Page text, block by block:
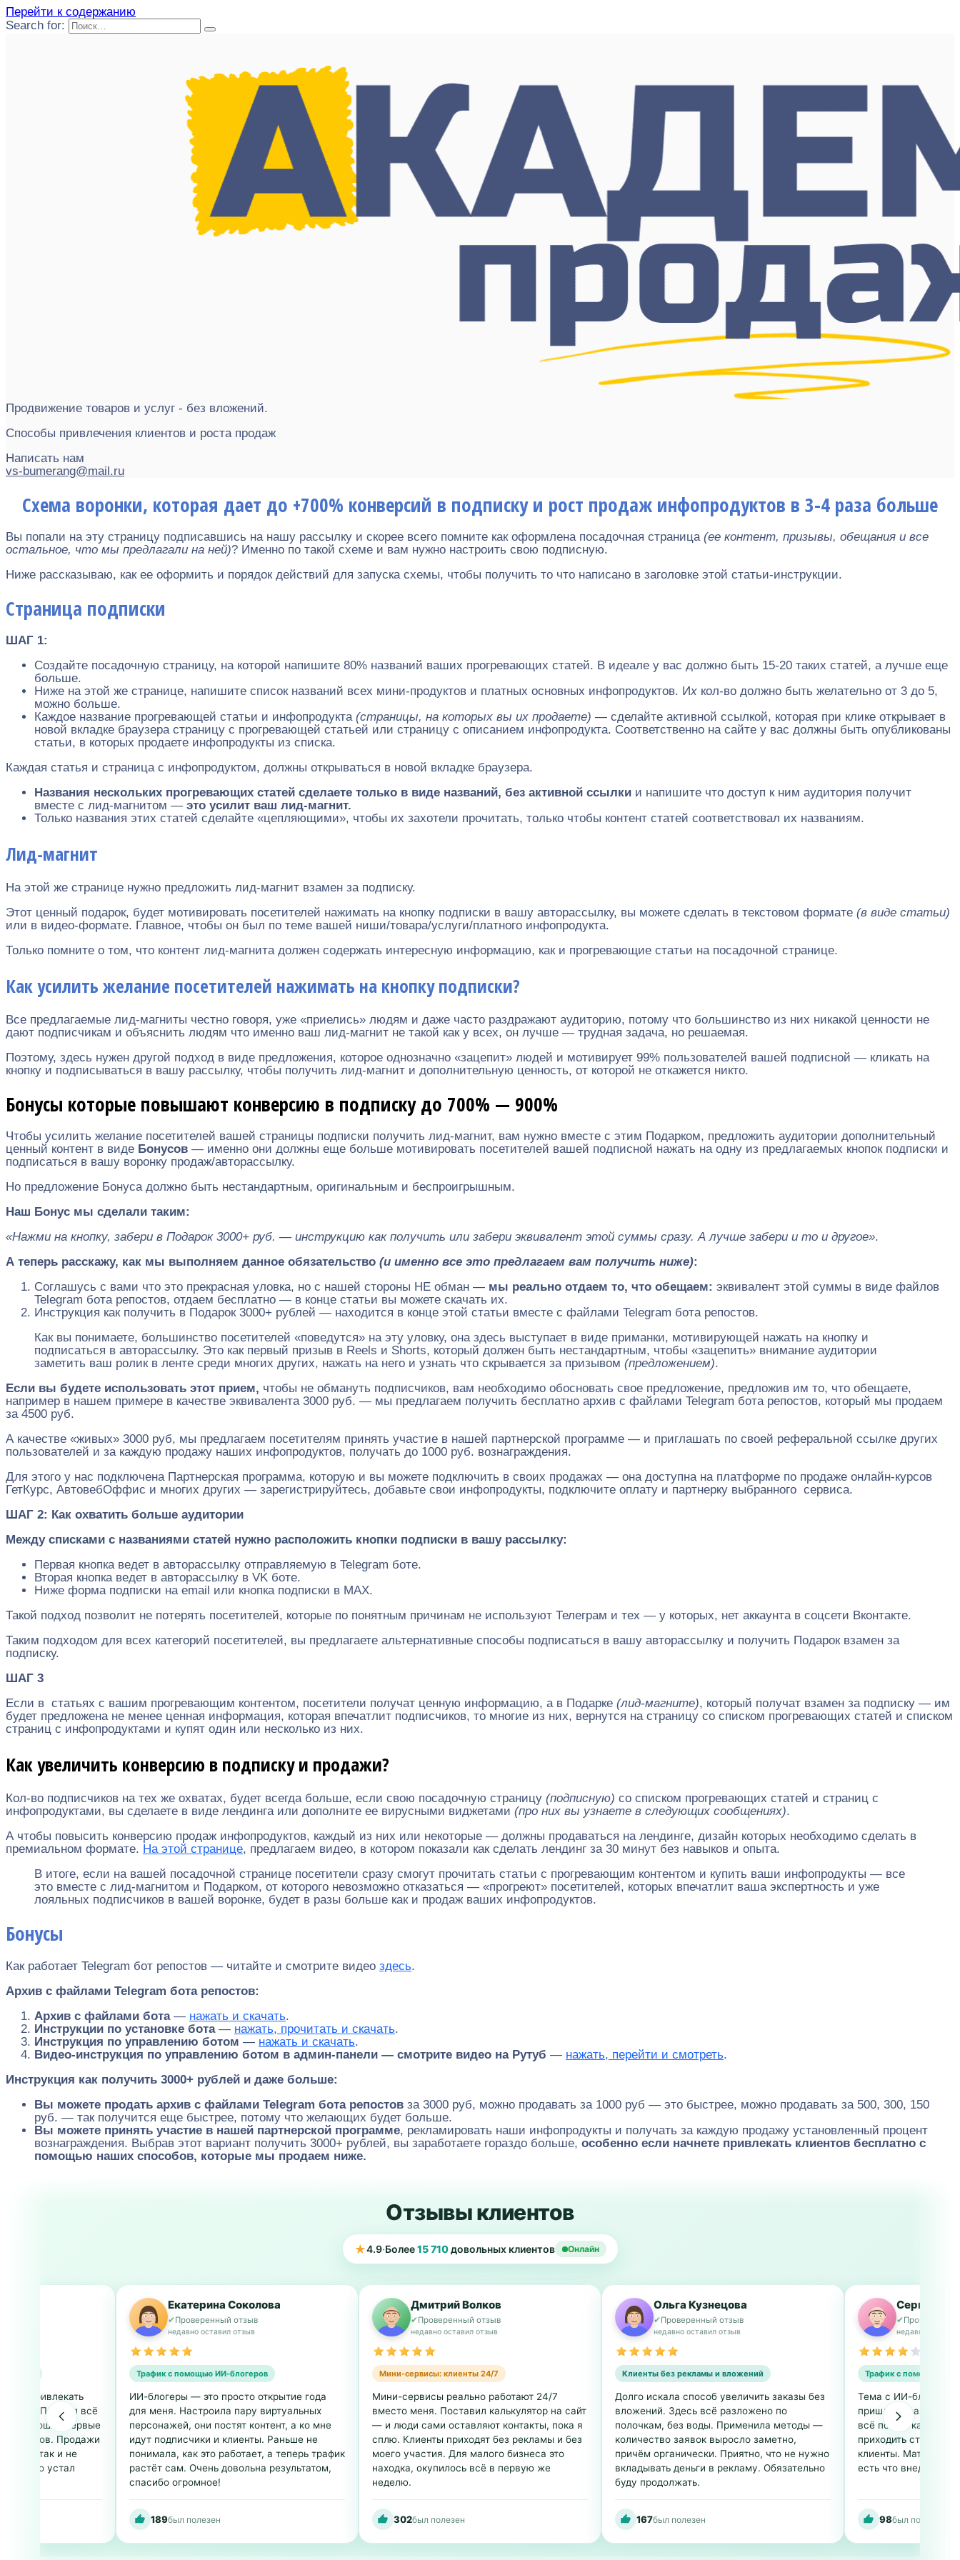
Перейти к содержанию
Search for:
Продвижение товаров и услуг - без вложений.
Способы привлечения клиентов и роста продаж
Написать нам
vs-bumerang@mail.ru
Схема воронки, которая дает до +700% конверсий в подписку и рост продаж инфопродуктов в 3-4 раза больше
Вы попали на эту страницу подписавшись на нашу рассылку и скорее всего помните как оформлена посадочная страница (ее контент, призывы, обещания и все
остальное, что мы предлагали на ней)? Именно по такой схеме и вам нужно настроить свою подписную.
Ниже рассказываю, как ее оформить и порядок действий для запуска схемы, чтобы получить то что написано в заголовке этой статьи-инструкции.
Страница подписки
ШАГ 1:
Создайте посадочную страницу, на которой напишите 80% названий ваших прогревающих статей. В идеале у вас должно быть 15-20 таких статей, а лучше еще
больше.
Ниже на этой же странице, напишите список названий всех мини-продуктов и платных основных инфопродуктов. Их кол-во должно быть желательно от 3 до 5,
можно больше.
Каждое название прогревающей статьи и инфопродукта (страницы, на которых вы их продаете) — сделайте активной ссылкой, которая при клике открывает в
новой вкладке браузера страницу с прогревающей статьей или страницу с описанием инфопродукта. Соответственно на сайте у вас должны быть опубликованы
статьи, в которых продаете инфопродукты из списка.
Каждая статья и страница с инфопродуктом, должны открываться в новой вкладке браузера.
Названия нескольких прогревающих статей сделаете только в виде названий, без активной ссылки и напишите что доступ к ним аудитория получит
вместе с лид-магнитом — это усилит ваш лид-магнит.
Только названия этих статей сделайте «цепляющими», чтобы их захотели прочитать, только чтобы контент статей соответствовал их названиям.
Лид-магнит
На этой же странице нужно предложить лид-магнит взамен за подписку.
Этот ценный подарок, будет мотивировать посетителей нажимать на кнопку подписки в вашу авторассылку, вы можете сделать в текстовом формате (в виде статьи)
или в видео-формате. Главное, чтобы он был по теме вашей ниши/товара/услуги/платного инфопродукта.
Только помните о том, что контент лид-магнита должен содержать интересную информацию, как и прогревающие статьи на посадочной странице.
Как усилить желание посетителей нажимать на кнопку подписки?
Все предлагаемые лид-магниты честно говоря, уже «приелись» людям и даже часто раздражают аудиторию, потому что большинство из них никакой ценности не
дают подписчикам и объяснить людям что именно ваш лид-магнит не такой как у всех, он лучше — трудная задача, но решаемая.
Поэтому, здесь нужен другой подход в виде предложения, которое однозначно «зацепит» людей и мотивирует 99% пользователей вашей подписной — кликать на
кнопку и подписываться в вашу рассылку, чтобы получить лид-магнит и дополнительную ценность, от которой не откажется никто.
Бонусы которые повышают конверсию в подписку до 700% — 900%
Чтобы усилить желание посетителей вашей страницы подписки получить лид-магнит, вам нужно вместе с этим Подарком, предложить аудитории дополнительный
ценный контент в виде Бонусов — именно они должны еще больше мотивировать посетителей вашей подписной нажать на одну из предлагаемых кнопок подписки и
подписаться в вашу воронку продаж/авторассылку.
Но предложение Бонуса должно быть нестандартным, оригинальным и беспроигрышным.
Наш Бонус мы сделали таким:
«Нажми на кнопку, забери в Подарок 3000+ руб. — инструкцию как получить или забери эквивалент этой суммы сразу. А лучше забери и то и другое».
А теперь расскажу, как мы выполняем данное обязательство (и именно все это предлагаем вам получить ниже):
Соглашусь с вами что это прекрасная уловка, но с нашей стороны НЕ обман — мы реально отдаем то, что обещаем: эквивалент этой суммы в виде файлов
Telegram бота репостов, отдаем бесплатно — в конце статьи вы можете скачать их.
Инструкция как получить в Подарок 3000+ рублей — находится в конце этой статьи вместе с файлами Telegram бота репостов.
Как вы понимаете, большинство посетителей «поведутся» на эту уловку, она здесь выступает в виде приманки, мотивирующей нажать на кнопку и
подписаться в авторассылку. Это как первый призыв в Reels и Shorts, который должен быть нестандартным, чтобы «зацепить» внимание аудитории
заметить ваш ролик в ленте среди многих других, нажать на него и узнать что скрывается за призывом (предложением).
Если вы будете использовать этот прием, чтобы не обмануть подписчиков, вам необходимо обосновать свое предложение, предложив им то, что обещаете,
например в нашем примере в качестве эквивалента 3000 руб. — мы предлагаем получить бесплатно архив с файлами Telegram бота репостов, который мы продаем
за 4500 руб.
А качестве «живых» 3000 руб, мы предлагаем посетителям принять участие в нашей партнерской программе — и приглашать по своей реферальной ссылке других
пользователей и за каждую продажу наших инфопродуктов, получать до 1000 руб. вознаграждения.
Для этого у нас подключена Партнерская программа, которую и вы можете подключить в своих продажах — она доступна на платформе по продаже онлайн-курсов
ГетКурс, АвтовебОффис и многих других — зарегистрируйтесь, добавьте свои инфопродукты, подключите оплату и партнерку выбранного сервиса.
ШАГ 2: Как охватить больше аудитории
Между списками с названиями статей нужно расположить кнопки подписки в вашу рассылку:
Первая кнопка ведет в авторассылку отправляемую в Telegram боте.
Вторая кнопка ведет в авторассылку в VK боте.
Ниже форма подписки на email или кнопка подписки в MAX.
Такой подход позволит не потерять посетителей, которые по понятным причинам не используют Телеграм и тех — у которых, нет аккаунта в соцсети Вконтакте.
Таким подходом для всех категорий посетителей, вы предлагаете альтернативные способы подписаться в вашу авторассылку и получить Подарок взамен за
подписку.
ШАГ 3
Если в статьях с вашим прогревающим контентом, посетители получат ценную информацию, а в Подарке (лид-магните), который получат взамен за подписку — им
будет предложена не менее ценная информация, которая впечатлит подписчиков, то многие из них, вернутся на страницу со списком прогревающих статей и списком
страниц с инфопродуктами и купят один или несколько из них.
Как увеличить конверсию в подписку и продажи?
Кол-во подписчиков на тех же охватах, будет всегда больше, если свою посадочную страницу (подписную) со списком прогревающих статей и страниц с
инфопродуктами, вы сделаете в виде лендинга или дополните ее вирусными виджетами (про них вы узнаете в следующих сообщениях).
А чтобы повысить конверсию продаж инфопродуктов, каждый из них или некоторые — должны продаваться на лендинге, дизайн которых необходимо сделать в
премиальном формате. На этой странице, предлагаем видео, в котором показали как сделать лендинг за 30 минут без навыков и опыта.
В итоге, если на вашей посадочной странице посетители сразу смогут прочитать статьи с прогревающим контентом и купить ваши инфопродукты — все
это вместе с лид-магнитом и Подарком, от которого невозможно отказаться — «прогреют» посетителей, которых впечатлит ваша экспертность и уже
лояльных подписчиков в вашей воронке, будет в разы больше как и продаж ваших инфопродуктов.
Бонусы
Как работает Telegram бот репостов — читайте и смотрите видео здесь.
Архив с файлами Telegram бота репостов:
Архив с файлами бота— нажать и скачать.
Инструкции по установке бота— нажать, прочитать и скачать.
Инструкция по управлению ботом — нажать и скачать.
Видео-инструкция по управлению ботом в админ-панели — смотрите видео на Рутуб — нажать, перейти и смотреть.
Инструкция как получить 3000+ рублей и даже больше:
Вы можете продать архив с файлами Telegram бота репостов за 3000 руб, можно продавать за 1000 руб — это быстрее, можно продавать за 500, 300, 150
руб. — так получится еще быстрее, потому что желающих будет больше.
Вы можете принять участие в нашей партнерской программе, рекламировать наши инфопродукты и получать за каждую продажу установленный процент
вознаграждения. Выбрав этот вариант получить 3000+ рублей, вы заработаете гораздо больше, особенно если начнете привлекать клиентов бесплатно с
помощью наших способов, которые мы продаем ниже.